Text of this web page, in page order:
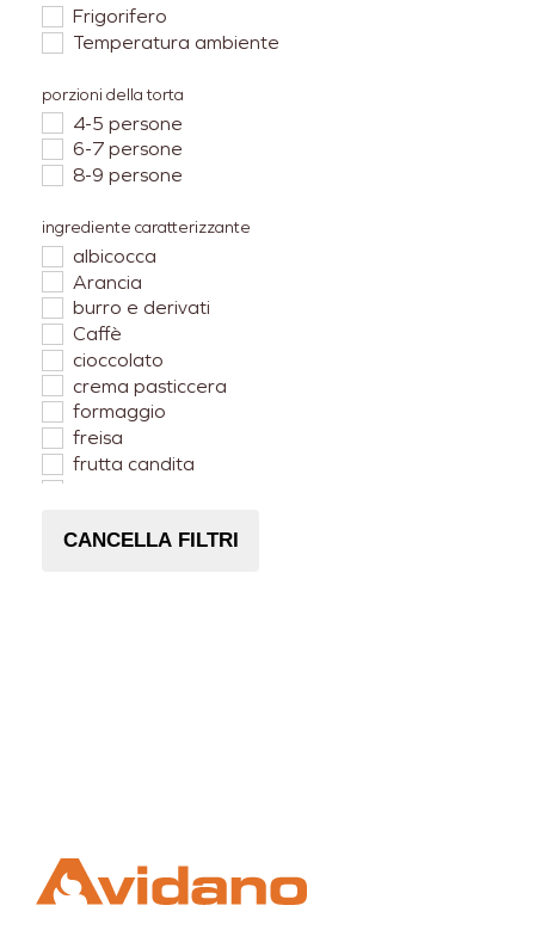
Frigorifero
Temperatura ambiente
porzioni della torta
4-5 persone
6-7 persone
8-9 persone
ingrediente caratterizzante
albicocca
Arancia
burro e derivati
Caffè
cioccolato
crema pasticcera
formaggio
freisa
frutta candita
Mela
CANCELLA FILTRI